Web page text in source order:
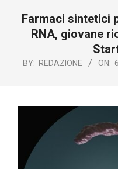
Farmaci sintetici
RNA, giovane
BY: REDAZIONE ON: